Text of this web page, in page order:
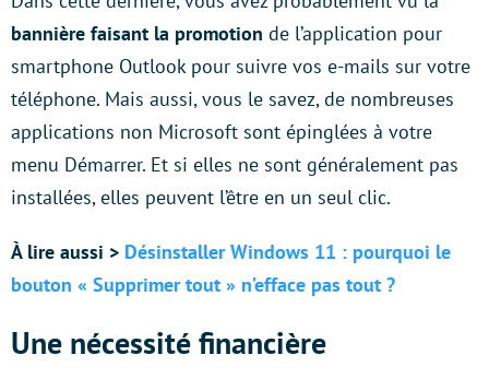
bannière faisant la promotion de l’application pour
smartphone Outlook pour suivre vos e-mails sur votre
téléphone. Mais aussi, vous le savez, de nombreuses
applications non Microsoft sont épinglées à votre
menu Démarrer. Et si elles ne sont généralement pas
installées, elles peuvent l’être en un seul clic.
À lire aussi > Désinstaller Windows 11 : pourquoi le
bouton « Supprimer tout » n’efface pas tout ?
Une nécessité financière